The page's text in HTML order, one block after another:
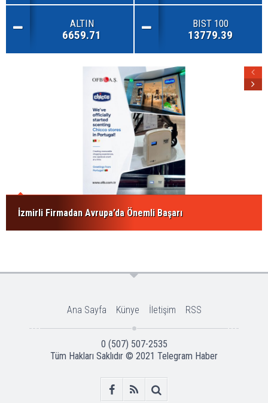
ALTIN
6659.71
BIST 100
13779.39
İzmirli Firmadan Avrupa’da Önemli Başarı
Ana Sayfa Künye İletişim RSS
0 (507) 507-2535
Tüm Hakları Saklıdır © 2021 Telegram Haber